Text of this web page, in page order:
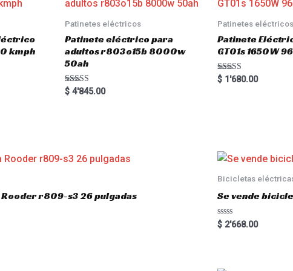
kmph
Patinetes eléctricos
Patinete eléctrico para
adultos r803o15b 8000w
50ah
Rated
5.00
$ 4'845.00
Patinetes eléctricos
Patinete
GT01s 1650W
Rated
5.00
$ 1'680.00
r809-s3 26 pulgadas
Bicicletas
Se vende
R
a
$ 2'668.00